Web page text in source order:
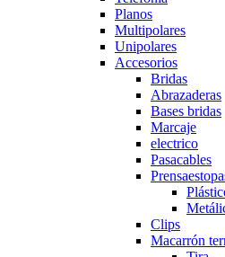
Planos
Multipolares
Unipolares
Accesorios
Bridas
Abrazaderas
Bases bridas
Marcaje
electrico
Pasacables
Clips
Macarrón